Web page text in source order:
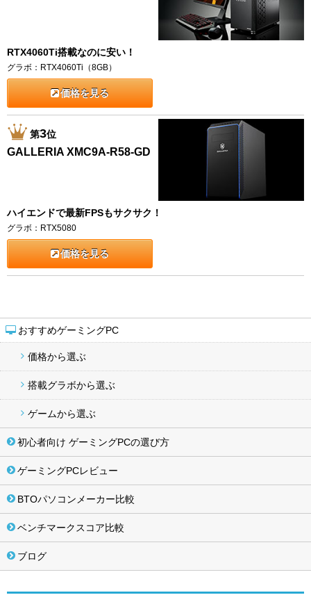
おすすめゲーミングPC
価格から選ぶ
搭載グラボから選ぶ
ゲームから選ぶ
初心者向け ゲーミングPCの選び方
ゲーミングPCレビュー
BTOパソコンメーカー比較
ベンチマークスコア比較
ブログ
RTX4060Ti搭載なのに安い！
グラボ：RTX4060Ti（8GB）
価格を見る
第3位
GALLERIA XMC9A-R58-GD
ハイエンドで最新FPSもサクサク！
グラボ：RTX5080
価格を見る